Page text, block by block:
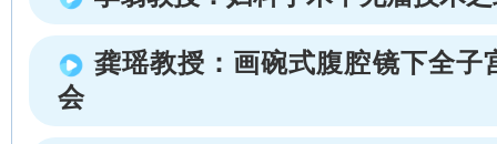
龚瑶教授：画碗式腹腔镜下全子
会